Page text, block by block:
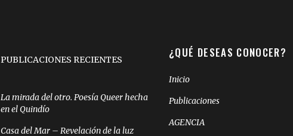
PUBLICACIONES RECIENTES
La mirada del otro. Poesía Queer hecha
en el Quindío
Casa del Mar – Revelación de la luz
¿QUÉ DESEAS CONOCER?
Inicio
Publicaciones
AGENCIA